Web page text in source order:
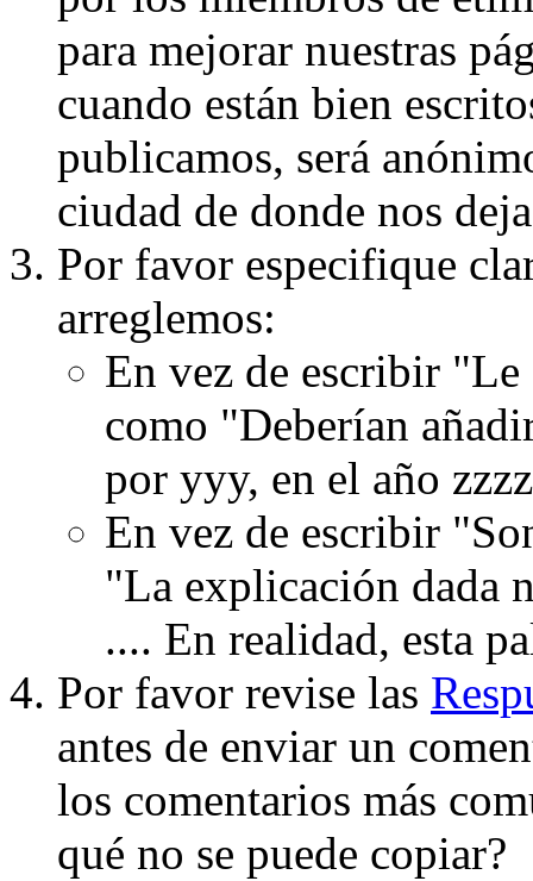
para mejorar nuestras
cuando están bien
publicamos, será
ciudad de donde nos
Por favor especifique
arreglemos:
En vez de escribir
como "Deberían
por yyy, en el año
En vez de escribir
"La explicación dada
.... En realidad, esta
Por favor revise las
antes de enviar un
los comentarios más
qué no se puede copiar?